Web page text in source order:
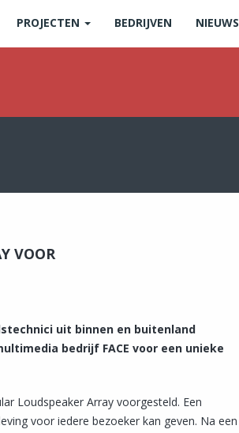
PROJECTEN BEDRIJVEN NIEUWS
VOOR
uit binnen en buitenland
bedrijf FACE voor een unieke
Loudspeaker Array voorgesteld. Een
voor iedere bezoeker kan geven. Na een